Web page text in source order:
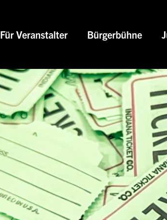
Für Veranstalter
Tagungen und
Firmen- und
Kulturelle
Bürgerbühne